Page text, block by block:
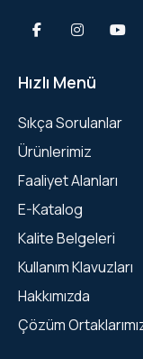
Hızlı Menü
Sıkça Sorulanlar
Ürünlerimiz
Faaliyet Alanları
E-Katalog
Kalite Belgeleri
Kullanım Klavuzları
Hakkımızda
Çözüm